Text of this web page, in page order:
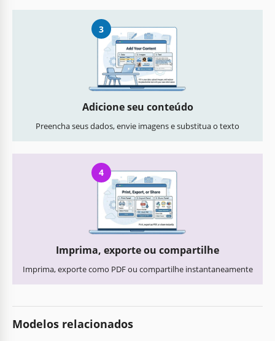
3
Adicione seu conteúdo
Preencha seus dados, envie imagens e substitua o texto
4
Imprima, exporte ou compartilhe
Imprima, exporte como PDF ou compartilhe instantaneamente
Modelos relacionados